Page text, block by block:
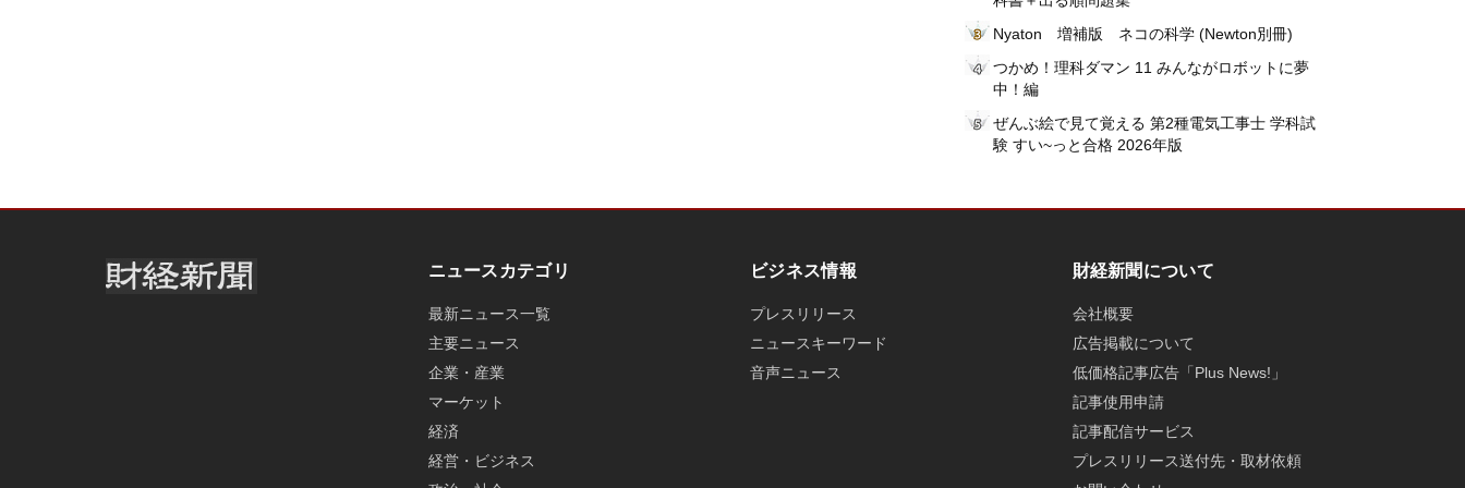
Nyaton 増補版 ネコの科学 (Newton別冊)
つかめ！理科ダマン 11 みんながロボットに夢
中！編
ぜんぶ絵で見て覚える 第2種電気工事士 学科試
験 すい~っと合格 2026年版
ニュースカテゴリ
最新ニュース一覧
主要ニュース
企業・産業
マーケット
経済
経営・ビジネス
ビジネス情報
プレスリリース
ニュースキーワード
音声ニュース
財経新聞について
会社概要
広告掲載について
低価格記事広告「Plus News!」
記事使用申請
記事配信サービス
プレスリリース送付先・取材依頼